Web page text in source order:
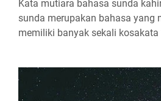
Kata mutiara bahasa sunda
sunda merupakan bahasa yang
memiliki banyak sekali